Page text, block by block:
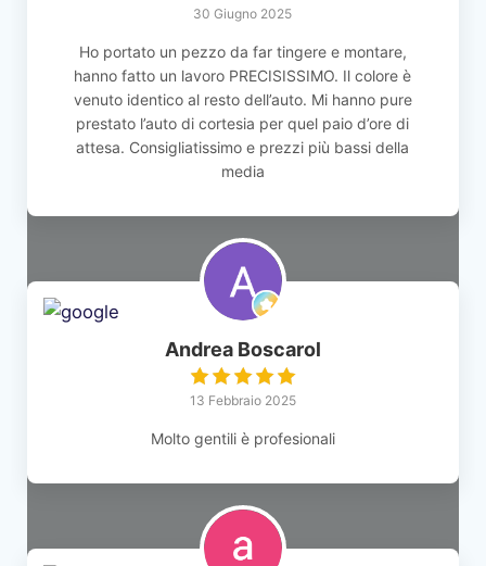
30 Giugno 2025
Ho portato un pezzo da far tingere e montare,
hanno fatto un lavoro PRECISISSIMO. Il colore è
venuto identico al resto dell’auto. Mi hanno pure
prestato l’auto di cortesia per quel paio d’ore di
attesa. Consigliatissimo e prezzi più bassi della
media
Andrea Boscarol
13 Febbraio 2025
Molto gentili è profesionali